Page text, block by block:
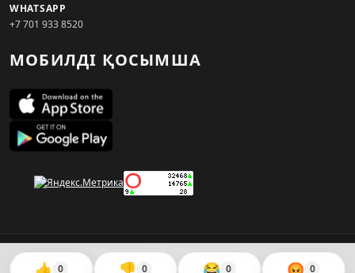
👍 0 👎 0 😂 0 😡 0
WHATSAPP
+7 701 933 8520
МОБИЛДІ ҚОСЫМША
© 2026. KZNEWS.KZ ақпарат агенттігі